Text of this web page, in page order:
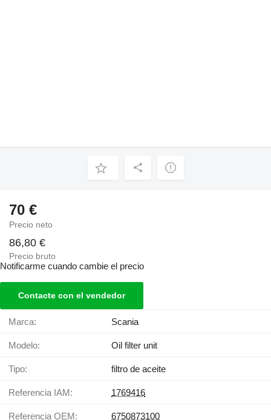
70 €
Precio neto
86,80 €
Precio bruto
Notificarme cuando cambie el precio
Contacte con el vendedor
Marca: Scania
Modelo: Oil filter unit
Tipo: filtro de aceite
Referencia IAM: 1769416
Referencia OEM: 6750873100